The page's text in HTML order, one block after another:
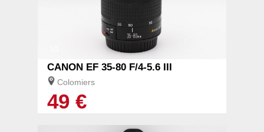
CANON EF 35-80 F/4-5.6 III
Colomiers
49 €